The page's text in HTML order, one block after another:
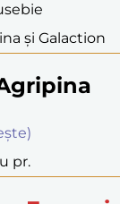
şi Galaction
pr.